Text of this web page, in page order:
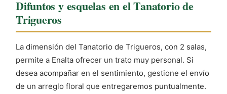
Difuntos y esquelas en el Tanatorio de
Trigueros
La dimensión del Tanatorio de Trigueros, con 2 salas,
permite a Enalta ofrecer un trato muy personal. Si
desea acompañar en el sentimiento, gestione el envío
de un arreglo floral que entregaremos puntualmente.